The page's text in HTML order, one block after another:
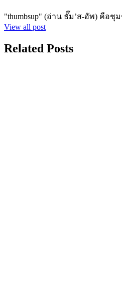
"thumbsup" (อ่าน ธั๊ม’ส-อัพ) คือ
View all post
Related Posts